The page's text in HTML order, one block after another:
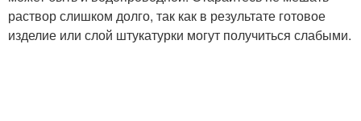
раствор слишком долго, так как в результате готовое
изделие или слой штукатурки могут получиться слабыми.